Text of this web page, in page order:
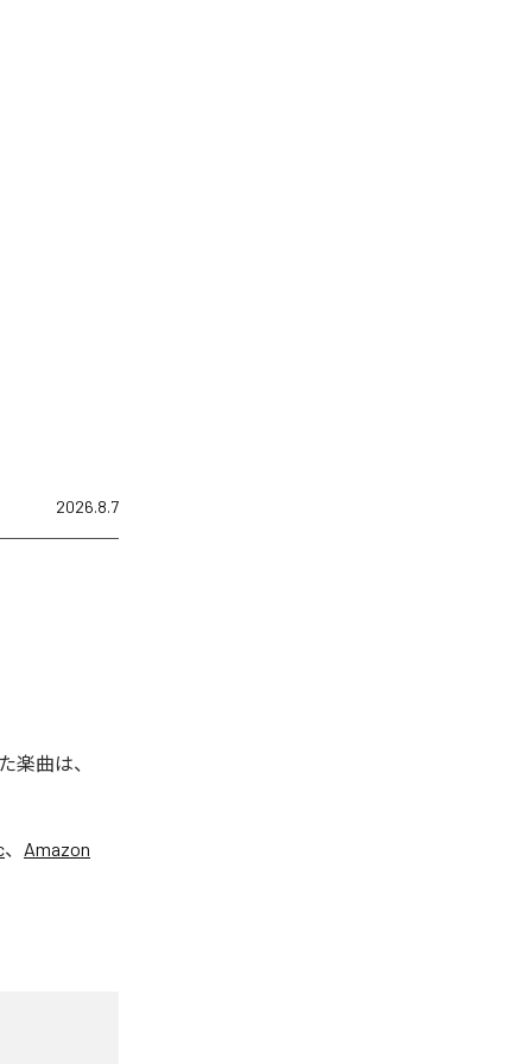
2026.8.7
楽曲は、
、 Amazon